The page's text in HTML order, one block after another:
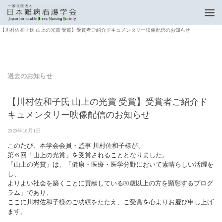
トップページ 過去のお知らせ
【川村佐和子氏 山上の光賞 受賞】受賞者ご紹介ドキュメンタリー映像配信のお知らせ
過去のお知らせ
【川村佐和子氏 山上の光賞 受賞】受賞者ご紹介ド
キュメンタリー映像配信のお知らせ
2020年10月1日
このたび、本学会会員・監事 川村佐和子様が、
第６回「山上の光賞」を受賞されることとなりました。
「山上の光賞」は、「健康・医療・医学分野において素晴らしい活躍を
し、
よりよい社会を築くことに貢献している80歳以上の方を顕彰するプログ
ラム」であり、
ここに川村佐和子様のご功績をたたえ、ご受賞を心よりお慶び申し上げ
ます。